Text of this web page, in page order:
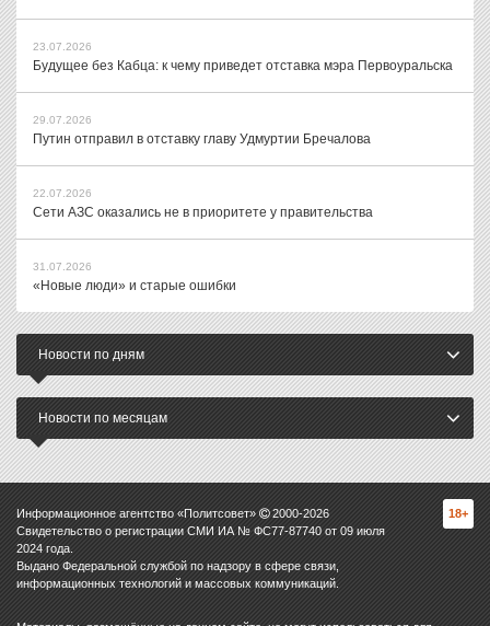
23.07.2026
Будущее без Кабца: к чему приведет отставка мэра Первоуральска
29.07.2026
Путин отправил в отставку главу Удмуртии Бречалова
22.07.2026
Сети АЗС оказались не в приоритете у правительства
31.07.2026
«Новые люди» и старые ошибки
Новости по дням
Новости по месяцам
Информационное агентство «Политсовет» 2000-2026
Свидетельство о регистрации СМИ ИА № ФС77-87740 от 09 июля
2024 года.
Выдано Федеральной службой по надзору в сфере связи,
информационных технологий и массовых коммуникаций.
18+